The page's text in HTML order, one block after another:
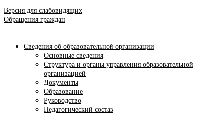
Версия для слабовидящих
Обращения граждан
Сведения об образовательной организации
Основные сведения
Структура и органы управления образовательной
организацией
Документы
Образование
Руководство
Педагогический состав